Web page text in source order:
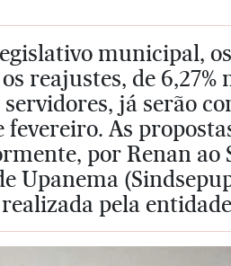
municipal,
reajustes, de
já serão
fevereiro. As
por Renan ao
Upanema
pela